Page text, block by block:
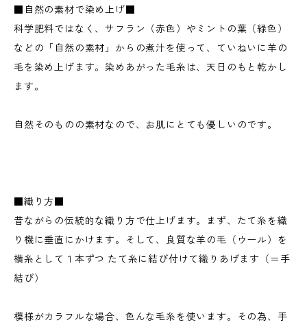
■自然の素材で染め上げ■
科学肥料ではなく、サフラン（赤色）やミントの葉（緑色）
などの「自然の素材」からの煮汁を使って、ていねいに羊の
毛を染め上げます。染めあがった毛糸は、天日のもと乾かし
ます。
自然そのものの素材なので、お肌にとても優しいのです。
■織り方■
昔ながらの伝統的な織り方で仕上げます。まず、たて糸を織
り機に垂直にかけます。そして、良質な羊の毛（ウール）を
横糸として１本ずつ たて糸に結び付けて織りあげます（＝手
結び）
模様がカラフルな場合、色んな毛糸を使います。その為、手